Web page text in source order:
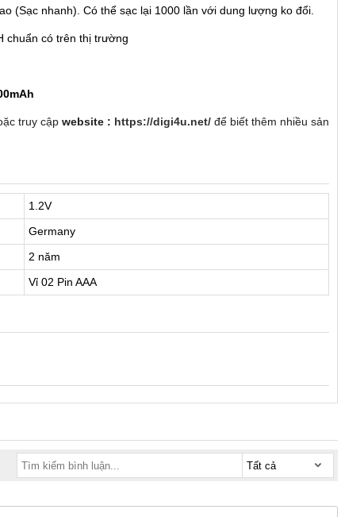
(Sạc nhanh). Có thể sạc lại 1000 lần với dung lượng ko đổi.
chuẩn có trên thị trường
truy cập website : https://digi4u.net/ để biết thêm nhiều sản
1.2V
Germany
2 năm
Vỉ 02 Pin AAA